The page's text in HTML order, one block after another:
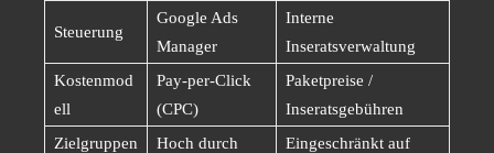
Steuerung
Google Ads
Manager
Interne
Inseratsverwaltung
Kostenmod
ell
Pay-per-Click
(CPC)
Paketpreise /
Inseratsgebühren
Zielgruppen
Hoch durch
Eingeschränkt auf